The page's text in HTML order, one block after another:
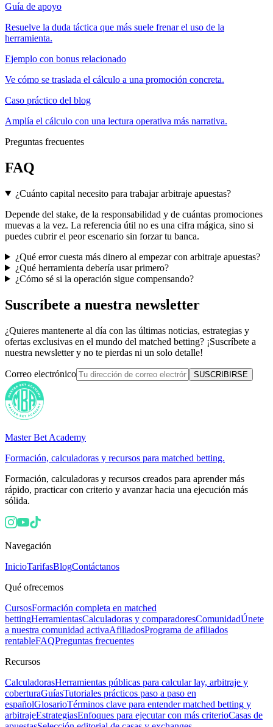
Guía de apoyo
Resuelve la duda táctica que más suele frenar el uso de la
herramienta.
Ejemplo con bonus relacionado
Ve cómo se traslada el cálculo a una promoción concreta.
Caso práctico del blog
Amplía el cálculo con una lectura operativa más narrativa.
Preguntas frecuentes
FAQ
¿Cuánto capital necesito para trabajar arbitraje apuestas?
Depende del stake, de la responsabilidad y de cuántas promociones
muevas a la vez. La referencia útil no es una cifra mágica, sino si
puedes cubrir el peor escenario sin forzar tu banca.
¿Qué error cuesta más dinero al empezar con arbitraje apuestas?
¿Qué herramienta debería usar primero?
¿Cómo sé si la operación sigue compensando?
Suscríbete a nuestra newsletter
¿Quieres mantenerte al día con las últimas noticias, estrategias y
ofertas exclusivas en el mundo del matched betting? ¡Suscríbete a
nuestra newsletter y no te pierdas ni un solo detalle!
Correo electrónico SUSCRIBIRSE
Master Bet Academy
Formación, calculadoras y recursos para matched betting.
Formación, calculadoras y recursos creados para aprender más
rápido, practicar con criterio y avanzar hacia una ejecución más
sólida.
Navegación
InicioTarifasBlogContáctanos
Qué ofrecemos
CursosFormación completa en matched
bettingHerramientasCalculadoras y comparadoresComunidadÚnete
a nuestra comunidad activaAfiliadosPrograma de afiliados
rentableFAQPreguntas frecuentes
Recursos
CalculadorasHerramientas públicas para calcular lay, arbitraje y
coberturaGuíasTutoriales prácticos paso a paso en
españolGlosarioTérminos clave para entender matched betting y
arbitrajeEstrategiasEnfoques para ejecutar con más criterioCasas de